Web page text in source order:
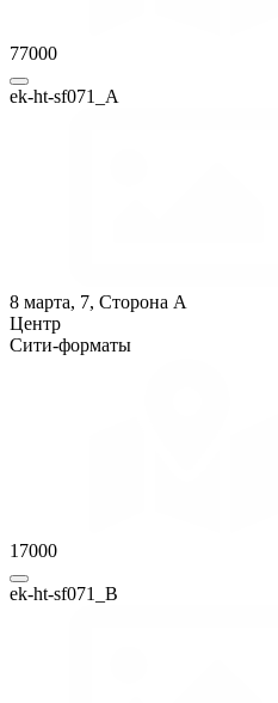
77000
ek-ht-sf071_A
8 марта, 7, Сторона A
Центр
Сити-форматы
17000
ek-ht-sf071_B